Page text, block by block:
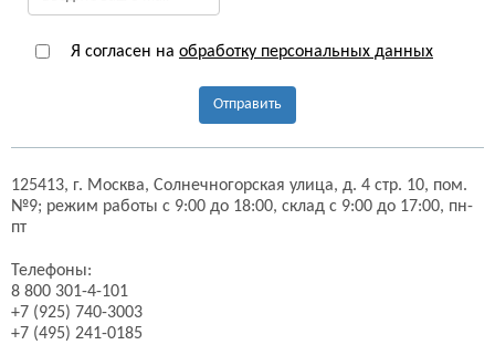
Я согласен на обработку персональных данных
Отправить
125413, г. Москва, Солнечногорская улица, д. 4 стр. 10, пом.
№9; режим работы с 9:00 до 18:00, склад с 9:00 до 17:00, пн-
пт
Телефоны:
8 800 301-4-101
+7 (925) 740-3003
+7 (495) 241-0185